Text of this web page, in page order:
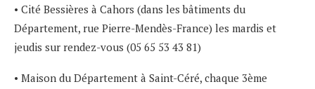
• Cité Bessières à Cahors (dans les bâtiments du
Département, rue Pierre-Mendès-France) les mardis et
jeudis sur rendez-vous (05 65 53 43 81)
• Maison du Département à Saint-Céré, chaque 3ème